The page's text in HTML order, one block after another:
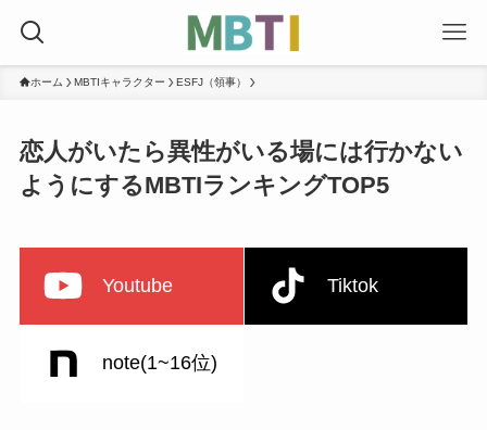
ホーム MBTIキャラクター ESFJ（領事）
恋人がいたら異性がいる場には行かない
ようにするMBTIランキングTOP5
Youtube Tiktok
note(1~16位)